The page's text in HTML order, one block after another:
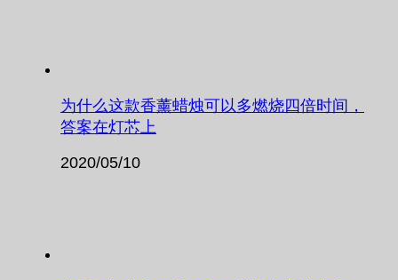
为什么这款香薰蜡烛可以多燃烧四倍时间，
答案在灯芯上
2020/05/10